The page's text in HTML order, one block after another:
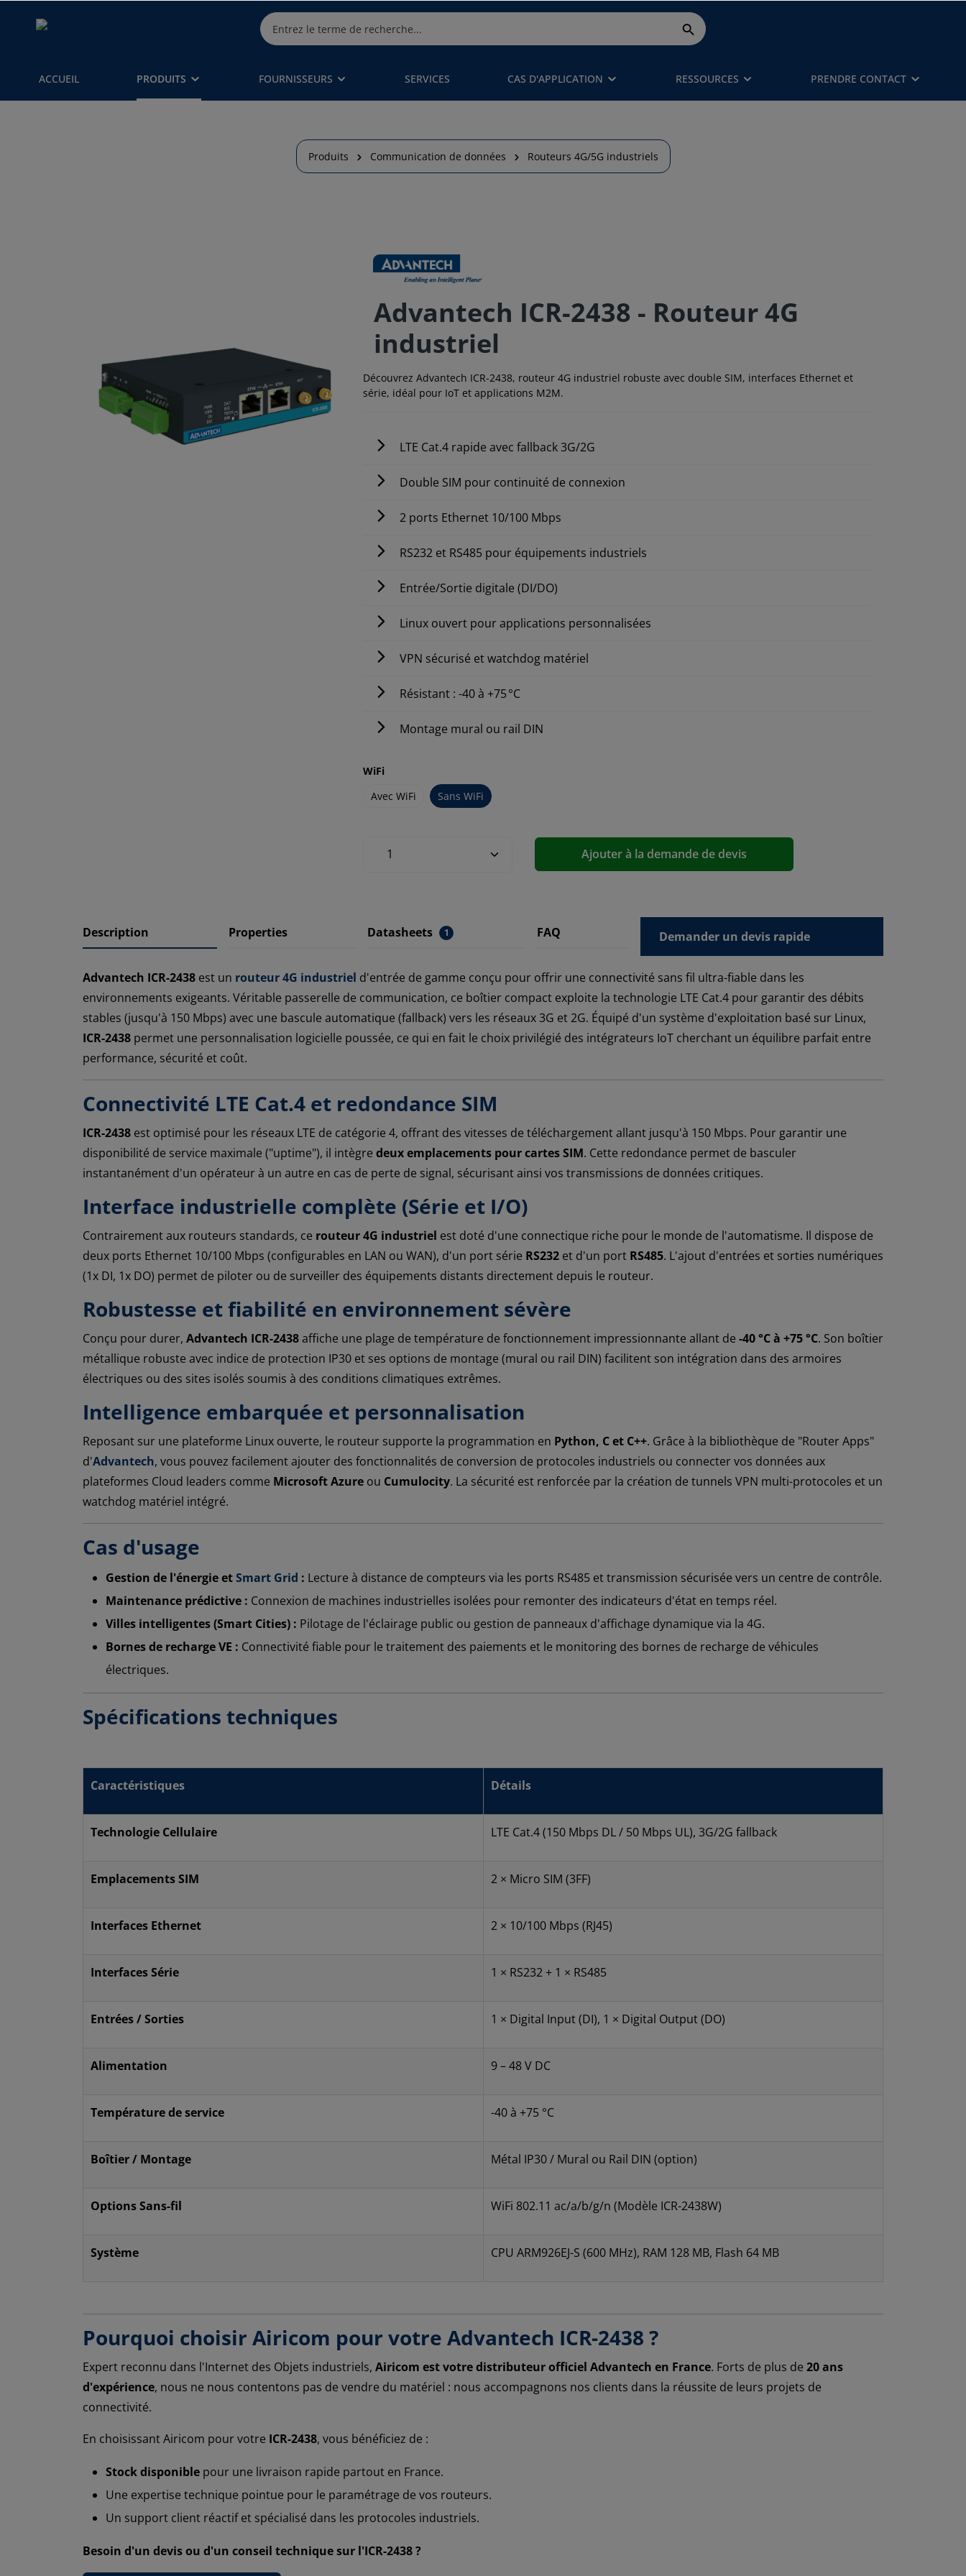
ACCUEIL PRODUITS FOURNISSEURS SERVICES CAS D'APPLICATION RESSOURCES PRENDRE CONTACT
Produits Communication de données Routeurs 4G/5G industriels
Advantech ICR-2438 - Routeur 4G
industriel
Découvrez Advantech ICR-2438, routeur 4G industriel robuste avec double SIM, interfaces Ethernet et
série, idéal pour IoT et applications M2M.
LTE Cat.4 rapide avec fallback 3G/2G
Double SIM pour continuité de connexion
2 ports Ethernet 10/100 Mbps
RS232 et RS485 pour équipements industriels
Entrée/Sortie digitale (DI/DO)
Linux ouvert pour applications personnalisées
VPN sécurisé et watchdog matériel
Résistant : -40 à +75 °C
Montage mural ou rail DIN
WiFi
Avec WiFi
Sans WiFi
Ajouter à la demande de devis
Description Properties Datasheets 1 FAQ Demander un devis rapide
Advantech ICR-2438 est un routeur 4G industriel d'entrée de gamme conçu pour offrir une connectivité sans fil ultra-fiable dans les
environnements exigeants. Véritable passerelle de communication, ce boîtier compact exploite la technologie LTE Cat.4 pour garantir des débits
stables (jusqu'à 150 Mbps) avec une bascule automatique (fallback) vers les réseaux 3G et 2G. Équipé d'un système d'exploitation basé sur Linux,
ICR-2438 permet une personnalisation logicielle poussée, ce qui en fait le choix privilégié des intégrateurs IoT cherchant un équilibre parfait entre
performance, sécurité et coût.
Connectivité LTE Cat.4 et redondance SIM
ICR-2438 est optimisé pour les réseaux LTE de catégorie 4, offrant des vitesses de téléchargement allant jusqu'à 150 Mbps. Pour garantir une
disponibilité de service maximale ("uptime"), il intègre deux emplacements pour cartes SIM. Cette redondance permet de basculer
instantanément d'un opérateur à un autre en cas de perte de signal, sécurisant ainsi vos transmissions de données critiques.
Interface industrielle complète (Série et I/O)
Contrairement aux routeurs standards, ce routeur 4G industriel est doté d'une connectique riche pour le monde de l'automatisme. Il dispose de
deux ports Ethernet 10/100 Mbps (configurables en LAN ou WAN), d'un port série RS232 et d'un port RS485. L'ajout d'entrées et sorties numériques
(1x DI, 1x DO) permet de piloter ou de surveiller des équipements distants directement depuis le routeur.
Robustesse et fiabilité en environnement sévère
Conçu pour durer, Advantech ICR-2438affiche une plage de température de fonctionnement impressionnante allant de -40 °C à +75 °C. Son boîtier
métallique robuste avec indice de protection IP30 et ses options de montage (mural ou rail DIN) facilitent son intégration dans des armoires
électriques ou des sites isolés soumis à des conditions climatiques extrêmes.
Intelligence embarquée et personnalisation
Reposant sur une plateforme Linux ouverte, le routeur supporte la programmation en Python, C et C++. Grâce à la bibliothèque de "Router Apps"
d'Advantech, vous pouvez facilement ajouter des fonctionnalités de conversion de protocoles industriels ou connecter vos données aux
plateformes Cloud leaders comme Microsoft Azure ou Cumulocity. La sécurité est renforcée par la création de tunnels VPN multi-protocoles et un
watchdog matériel intégré.
Cas d'usage
Gestion de l'énergie etSmart Grid : Lecture à distance de compteurs via les ports RS485 et transmission sécurisée vers un centre de contrôle.
Maintenance prédictive : Connexion de machines industrielles isolées pour remonter des indicateurs d'état en temps réel.
Villes intelligentes (Smart Cities) : Pilotage de l'éclairage public ou gestion de panneaux d'affichage dynamique via la 4G.
Bornes de recharge VE : Connectivité fiable pour le traitement des paiements et le monitoring des bornes de recharge de véhicules
électriques.
Spécifications techniques
Caractéristiques Détails
Technologie Cellulaire LTE Cat.4 (150 Mbps DL / 50 Mbps UL), 3G/2G fallback
Emplacements SIM 2 × Micro SIM (3FF)
Interfaces Ethernet 2 × 10/100 Mbps (RJ45)
Interfaces Série 1 × RS232 + 1 × RS485
Entrées / Sorties 1 × Digital Input (DI), 1 × Digital Output (DO)
Alimentation 9 – 48 V DC
Température de service -40 à +75 °C
Boîtier / Montage Métal IP30 / Mural ou Rail DIN (option)
Options Sans-fil WiFi 802.11 ac/a/b/g/n (Modèle ICR-2438W)
Système CPU ARM926EJ-S (600 MHz), RAM 128 MB, Flash 64 MB
Pourquoi choisir Airicom pour votre Advantech ICR-2438 ?
Expert reconnu dans l'Internet des Objets industriels, Airicom est votre distributeur officiel Advantech en France. Forts de plus de 20 ans
d'expérience, nous ne nous contentons pas de vendre du matériel : nous accompagnons nos clients dans la réussite de leurs projets de
connectivité.
En choisissant Airicom pour votre ICR-2438, vous bénéficiez de :
Stock disponible pour une livraison rapide partout en France.
Une expertise technique pointue pour le paramétrage de vos routeurs.
Un support client réactif et spécialisé dans les protocoles industriels.
Besoin d'un devis ou d'un conseil technique sur l'ICR-2438 ?